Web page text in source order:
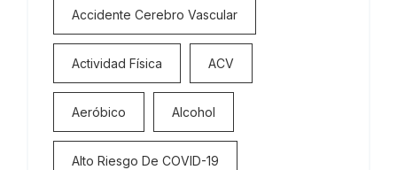
Accidente Cerebro Vascular
Actividad Física ACV
Aeróbico Alcohol
Alto Riesgo De COVID-19